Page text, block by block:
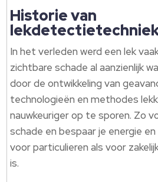
Historie van
In het verleden werd een lek
zichtbare schade al aanzienlijk
door de ontwikkeling van
technologieën en methodes
nauwkeuriger op te sporen.​ Zo
schade en bespaar je energie
voor particulieren als voor
is.​